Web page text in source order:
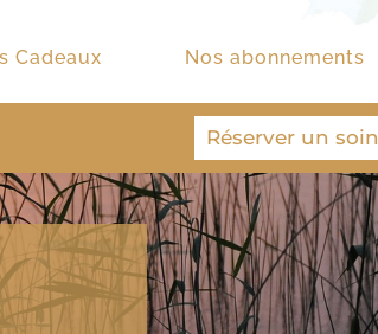
Cadeaux Nos abonnements
Réserver un soin